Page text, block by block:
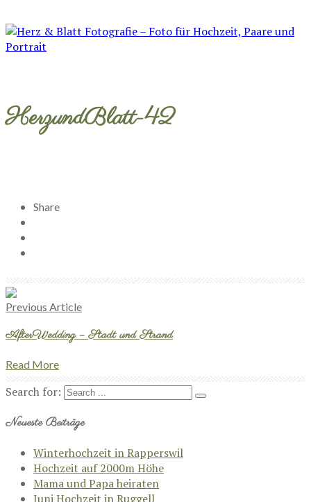
HerzundBlatt-42
Share
Previous Article
AfterWedding – Stadt und Strand
Read More
Search for:
Neueste Beiträge
Winterhochzeit in Rapperswil
Hochzeit auf 2000m Höhe
Mama und Papa heiraten
Juni Hochzeit in Ruggell